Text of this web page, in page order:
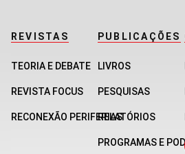
REVISTAS
TEORIA E DEBATE
REVISTA FOCUS
RECONEXÃO PERIFERIAS
PUBLICAÇÕES
LIVROS
PESQUISAS
RELATÓRIOS
PROGRAMAS E